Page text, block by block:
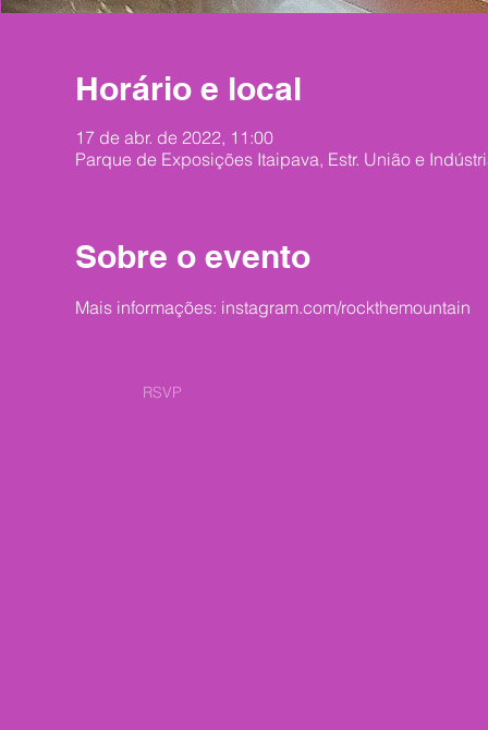
Horário e local
17 de abr. de 2022, 11:00
Parque de Exposições Itaipava, Estr. União e
Sobre o evento
Mais informações: instagram.com/rockthemountain
RSVP